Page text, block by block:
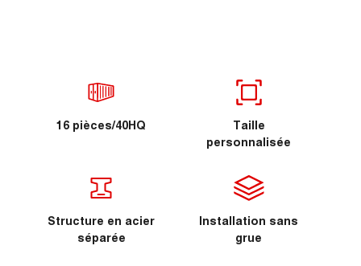
16 pièces/40HQ
Taille
personnalisée
Structure en acier
séparée
Installation sans
grue